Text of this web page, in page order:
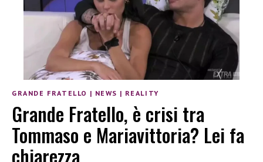
GRANDE FRATELLO | NEWS | REALITY
Grande Fratello, è crisi tra
Tommaso e Mariavittoria? Lei fa
chiarezza